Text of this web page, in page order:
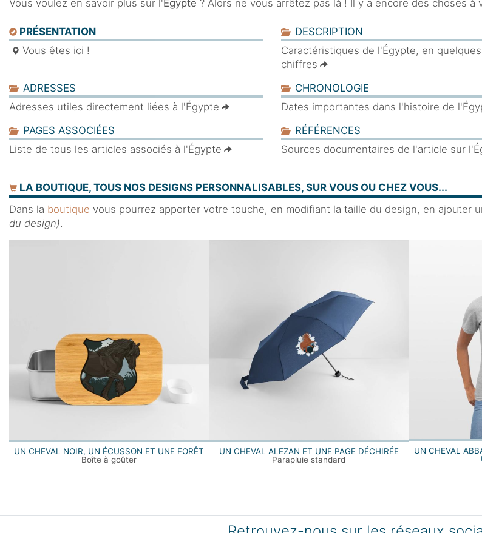
Vous voulez en savoir plus sur l'Égypte ? Alors ne vous arrêtez pas là ! Il y a encore des choses à
PRÉSENTATION
Vous êtes ici !
DESCRIPTION
Caractéristiques de l'Égypte, en
chiffres
ADRESSES
Adresses utiles directement liées à l'Égypte
CHRONOLOGIE
Dates importantes dans l'histoire de
PAGES ASSOCIÉES
Liste de tous les articles associés à l'Égypte
RÉFÉRENCES
Sources documentaires de l'article sur
LA BOUTIQUE, TOUS NOS DESIGNS PERSONNALISABLES, SUR VOUS OU CHEZ VOUS...
Dans la boutique vous pourrez apporter votre touche, en modifiant la taille du design, en ajouter
du design).
UN CHEVAL NOIR, UN ÉCUSSON ET UNE FORÊT
Boîte à goûter
UN CHEVAL ALEZAN ET UNE PAGE DÉCHIRÉE
Parapluie standard
UN CHEVAL